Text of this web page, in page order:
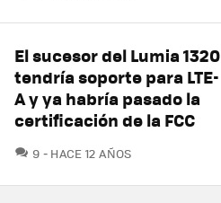
El sucesor del Lumia 1320
tendría soporte para LTE-
A y ya habría pasado la
certificación de la FCC
9 COMENTARIOS
HACE 12 AÑOS